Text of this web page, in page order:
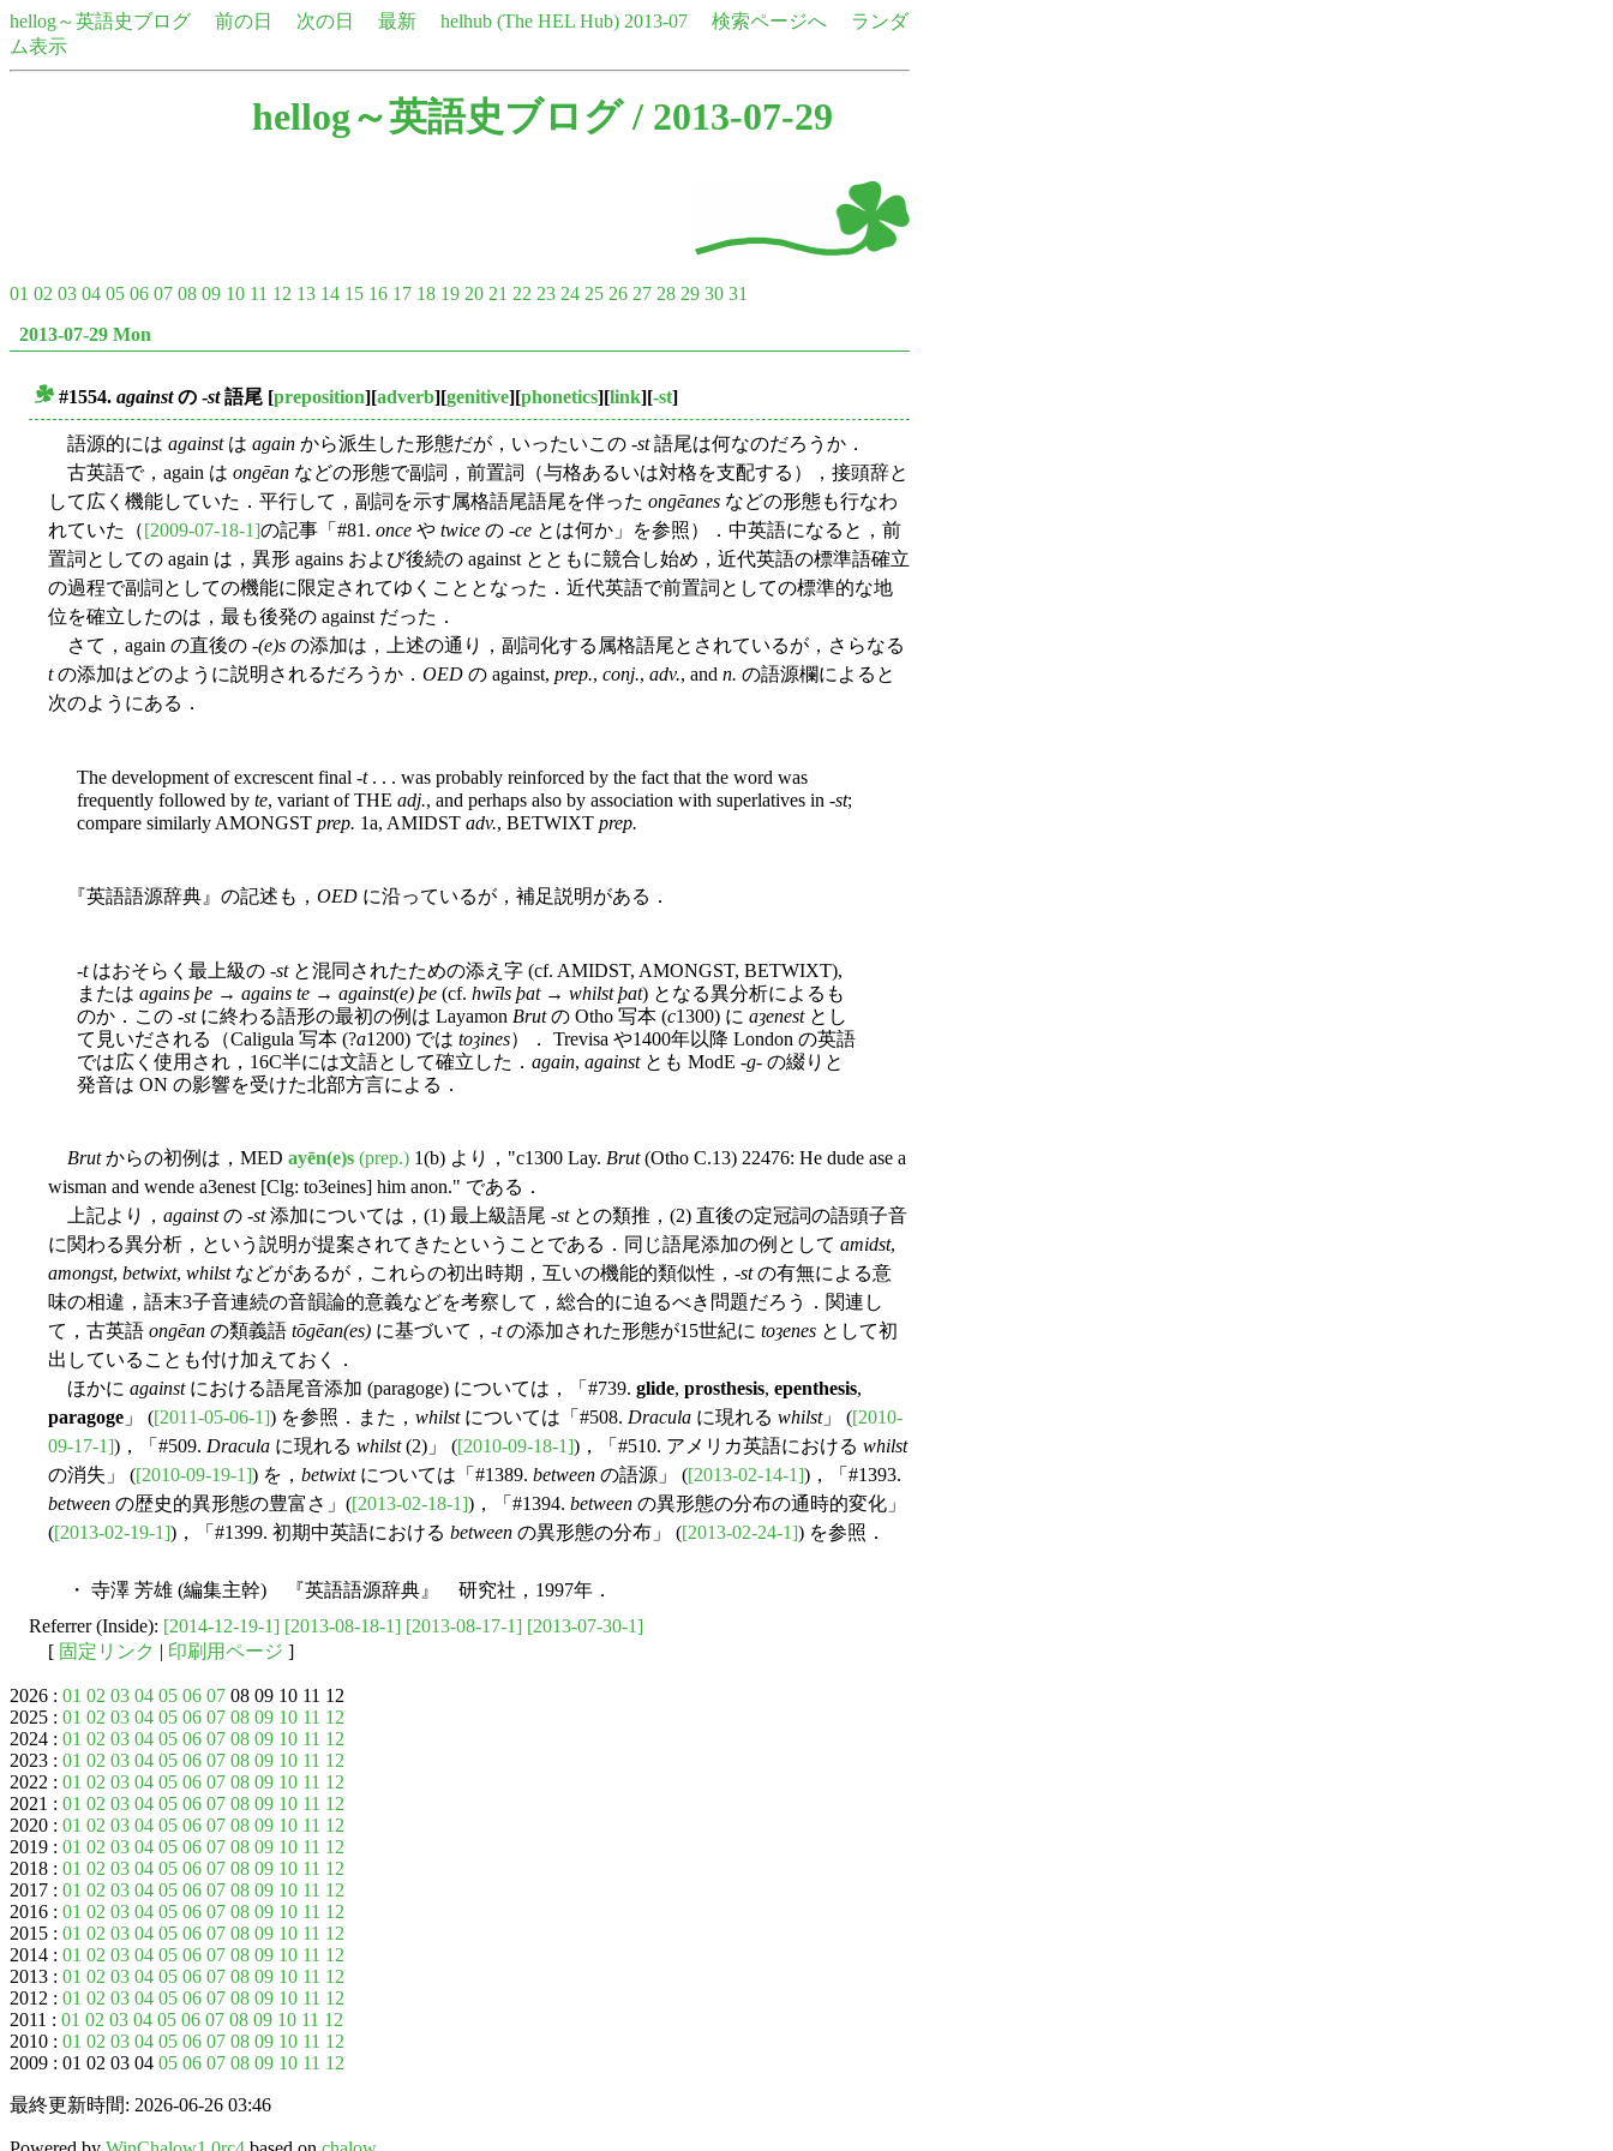
hellog～英語史ブログ 前の日 次の日 最新 helhub (The HEL Hub) 2013-07 検索ページへ
ランダ
ム表示
hellog～英語史ブログ/ 2013-07-29
01 02 03 04 05 06 07 08 09 10 11 12 13 14 15 16 17 18 19 20 21 22 23 24 25 26 27 28 29 30 31
2013-07-29 Mon
#1554. againstの -st語尾 [preposition][adverb][genitive][phonetics][link][-st]
語源的には againstは again から派生した形態だが，いったいこの -st語尾は何なのだろうか．
古英語で，again は ongēan などの形態で副詞，前置詞（与格あるいは対格を支配する），接頭辞と
して広く機能していた．平行して，副詞を示す属格語尾語尾を伴った ongēanes などの形態も行なわ
れていた（[2009-07-18-1]の記事「#81. once や twice の -ce とは何か」を参照）．中英語になると，前
置詞としての again は，異形 agains および後続の against とともに競合し始め，近代英語の標準語確立
の過程で副詞としての機能に限定されてゆくこととなった．近代英語で前置詞としての標準的な地
位を確立したのは，最も後発の against だった．
さて，again の直後の -(e)s の添加は，上述の通り，副詞化する属格語尾とされているが，さらなる
tの添加はどのように説明されるだろうか． OED の against, prep., conj., adv., and n. の語源欄によると
次のようにある．
The development of excrescent final -t. . . was probably reinforced by the fact that the word was
frequently followed by te, variant of THE adj., and perhaps also by association with superlatives in -st;
compare similarly AMONGST prep. 1a, AMIDST adv., BETWIXT prep.
『英語語源辞典』の記述も， OED に沿っているが，補足説明がある．
-tはおそらく最上級の -stと混同されたための添え字 (cf. AMIDST, AMONGST, BETWIXT),
または agains þe → agains te → against(e) þe (cf. hwīls þat→ whilst þat) となる異分析によるも
のか．この -stに終わる語形の最初の例は Layamon Brutの Otho 写本 (c1300) に aȝenestとし
て見いだされる（Caligula 写本 (?a1200) では toȝines）． Trevisa や1400年以降 London の英語
では広く使用され，16C半には文語として確立した． again, againstとも ModE -g- の綴りと
発音は ON の影響を受けた北部方言による．
Brutからの初例は，MED ayēn(e)s (prep.) 1(b) より，"c1300 Lay. Brut(Otho C.13) 22476: He dude ase a
wisman and wende a3enest [Clg: to3eines] him anon." である．
上記より， againstの -st添加については，(1) 最上級語尾 -stとの類推，(2) 直後の定冠詞の語頭子音
に関わる異分析，という説明が提案されてきたということである．同じ語尾添加の例として amidst,
amongst, betwixt, whilstなどがあるが，これらの初出時期，互いの機能的類似性，-stの有無による意
味の相違，語末3子音連続の音韻論的意義などを考察して，総合的に迫るべき問題だろう．関連し
て，古英語 ongēan の類義語 tōgēan(es) に基づいて，-tの添加された形態が15世紀に toȝenes として初
出していることも付け加えておく．
ほかに againstにおける語尾音添加 (paragoge) については，「#739. glide, prosthesis, epenthesis,
paragoge 」 ([2011-05-06-1]) を参照．また， whilstについては「#508. Dracula に現れる whilst」 ([2010-
09-17-1])，「#509. Dracula に現れる whilst(2)」 ([2010-09-18-1])，「#510. アメリカ英語における whilst
の消失」 ([2010-09-19-1]) を， betwixtについては「#1389. between の語源」 ([2013-02-14-1])，「#1393.
between の歴史的異形態の豊富さ」([2013-02-18-1])，「#1394. between の異形態の分布の通時的変化」
([2013-02-19-1])，「#1399. 初期中英語における between の異形態の分布」 ([2013-02-24-1]) を参照．
・ 寺澤 芳雄 (編集主幹) 『英語語源辞典』 研究社，1997年．
Referrer (Inside): [2014-12-19-1] [2013-08-18-1] [2013-08-17-1] [2013-07-30-1]
[ 固定リンク | 印刷用ページ ]
2026 : 01 02 03 04 05 06 07 08 09 10 11 12
2025 : 01 02 03 04 05 06 07 08 09 10 11 12
2024 : 01 02 03 04 05 06 07 08 09 10 11 12
2023 : 01 02 03 04 05 06 07 08 09 10 11 12
2022 : 01 02 03 04 05 06 07 08 09 10 11 12
2021 : 01 02 03 04 05 06 07 08 09 10 11 12
2020 : 01 02 03 04 05 06 07 08 09 10 11 12
2019 : 01 02 03 04 05 06 07 08 09 10 11 12
2018 : 01 02 03 04 05 06 07 08 09 10 11 12
2017 : 01 02 03 04 05 06 07 08 09 10 11 12
2016 : 01 02 03 04 05 06 07 08 09 10 11 12
2015 : 01 02 03 04 05 06 07 08 09 10 11 12
2014 : 01 02 03 04 05 06 07 08 09 10 11 12
2013 : 01 02 03 04 05 06 07 08 09 10 11 12
2012 : 01 02 03 04 05 06 07 08 09 10 11 12
2011 : 01 02 03 04 05 06 07 08 09 10 11 12
2010 : 01 02 03 04 05 06 07 08 09 10 11 12
2009 : 01 02 03 04 05 06 07 08 09 10 11 12
最終更新時間: 2026-06-26 03:46